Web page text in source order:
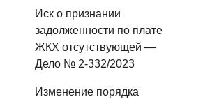
Иск о признании
задолженности по плате
ЖКХ отсутствующей —
Дело № 2-332/2023
Изменение порядка